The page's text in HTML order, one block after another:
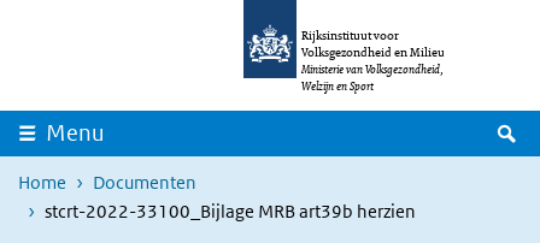
Overslaan en naar de inhoud gaan
Rijksinstituut voor
Volksgezondheid en Milieu
Ministerie van Volksgezondheid,
Welzijn en Sport
Menu
Home
Documenten
stcrt-2022-33100_Bijlage MRB art39b herzien